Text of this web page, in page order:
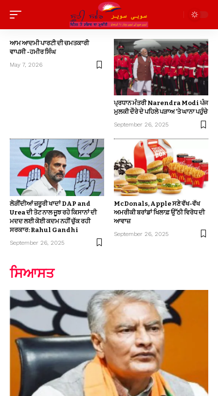
ਆਮ ਆਦਮੀ ਪਾਰਟੀ ਦੀ ਚਮਤਕਾਰੀ
ਵਾਪਸੀ -ਹਮੀਰ ਸਿੰਘ
May 7, 2026
ਪ੍ਰਧਾਨ ਮੰਤਰੀ Narendra Modi ਪੰਜ
ਮੁਲਕੀ ਦੌਰੇ ਦੇ ਪਹਿਲੇ ਪੜਾਅ ’ਤੇ ਘਾਨਾ ਪਹੁੰਚੇ
September 26, 2025
ਲੋੜੀਂਦੀਆਂ ਜ਼ਰੂਰੀ ਖਾਦਾਂ DAP and
Urea ਦੀ ਤੋਟ ਨਾਲ ਜੂਝ ਰਹੇ ਕਿਸਾਨਾਂ ਦੀ
ਮਦਦ ਲਈ ਕੋਈ ਕਦਮ ਨਹੀਂ ਚੁੱਕ ਰਹੀ
ਸਰਕਾਰ: Rahul Gandhi
September 26, 2025
McDonals, Apple ਸਣੇ ਵੱਖ-ਵੱਖ
ਅਮਰੀਕੀ ਬਰਾਂਡਾਂ ਖਿਲਾਫ਼ ਉੱਠੀ ਵਿਰੋਧ ਦੀ
ਆਵਾਜ਼
September 26, 2025
ਸਿਆਸਤ